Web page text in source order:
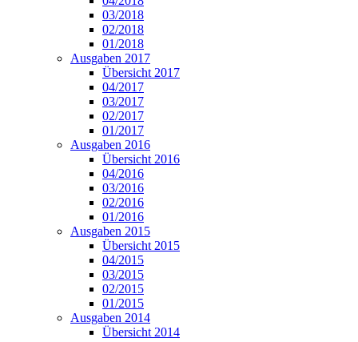
03/2018
02/2018
01/2018
Ausgaben 2017
Übersicht 2017
04/2017
03/2017
02/2017
01/2017
Ausgaben 2016
Übersicht 2016
04/2016
03/2016
02/2016
01/2016
Ausgaben 2015
Übersicht 2015
04/2015
03/2015
02/2015
01/2015
Ausgaben 2014
Übersicht 2014